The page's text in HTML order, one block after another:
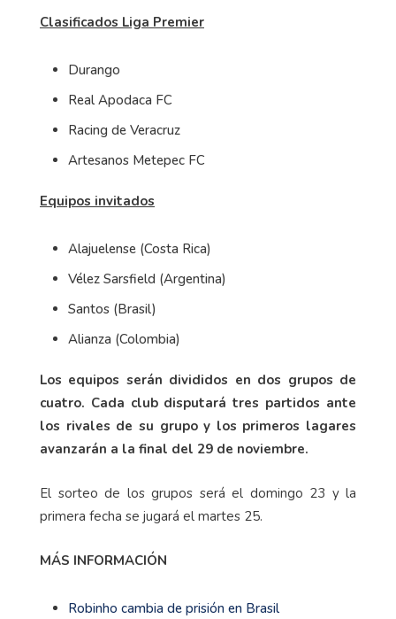
Clasificados Liga Premier
Durango
Real Apodaca FC
Racing de Veracruz
Artesanos Metepec FC
Equipos invitados
Alajuelense (Costa Rica)
Vélez Sarsfield (Argentina)
Santos (Brasil)
Alianza (Colombia)
Los equipos serán divididos en dos grupos de
cuatro. Cada club disputará tres partidos ante
los rivales de su grupo y los primeros lagares
avanzarán a la final del 29 de noviembre.
El sorteo de los grupos será el domingo 23 y la
primera fecha se jugará el martes 25.
MÁS INFORMACIÓN
Robinho cambia de prisión en Brasil